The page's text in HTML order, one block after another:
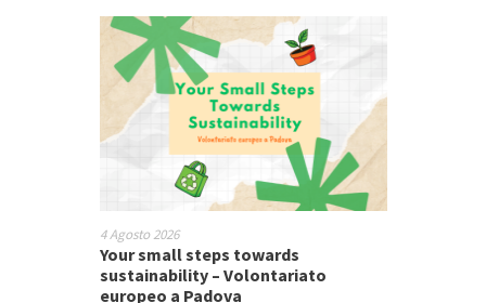
4 Agosto 2026
Your small steps towards
sustainability – Volontariato
europeo a Padova